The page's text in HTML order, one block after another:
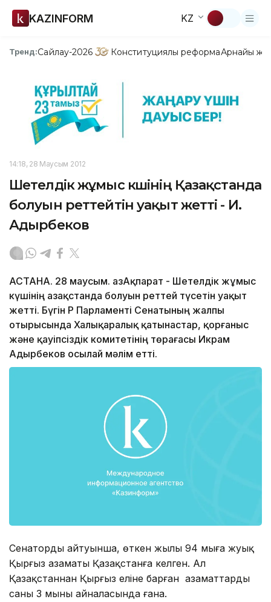
KAZINFORM KZ
Тренд:Сайлау-2026 Конституциялық реформаАрнайы
14:18, 28 Маусым 2012
Шетелдік жұмыс күшінің Қазақстанда
болуын реттейтін уақыт жетті - И.
Адырбеков
АСТАНА. 28 маусым. ҚазАқпарат - Шетелдік жұмыс
күшінің Қазақстанда болуын реттей түсетін уақыт
жетті. Бүгін ҚР Парламенті Сенатының жалпы
отырысында Халықаралық қатынастар, қорғаныс
және қауіпсіздік комитетінің төрағасы Икрам
Адырбеков осылай мәлім етті.
Сенатордың айтуынша, өткен жылы 94 мыңға жуық
Қырғыз азаматы Қазақстанға келген. Ал
Қазақстаннан Қырғыз еліне барған азаматтардың
саны 3 мыңның айналасында ғана.